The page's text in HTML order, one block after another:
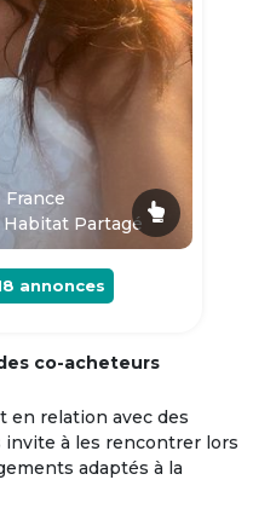
Partagé
annonces
co-acheteurs
en relation avec des
à les rencontrer lors
adaptés à la